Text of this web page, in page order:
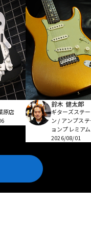
原店
鈴木 健太郎
ギターズステ
ン / アンプス
ョンプレミアム
2026/08/01